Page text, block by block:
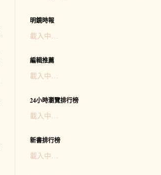
明鏡時報
載入中…
編輯推薦
載入中…
24小時瀏覽排行榜
載入中…
新書排行榜
載入中…